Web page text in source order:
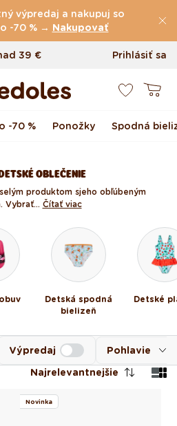
výpredaj a nakupuj so
-70 % → Nakupovať
39 €
100 dní
u nás
Prihlásiť sa
Košík
-70 % Ponožky Spodná
OBLEČENIE
produktom s jeho obľúbeným
Vybrať... Čítať viac
Detská spodná
bielizeň
Detské
Pohlavie
Výpredaj
Najrelevantnejšie
Novinka